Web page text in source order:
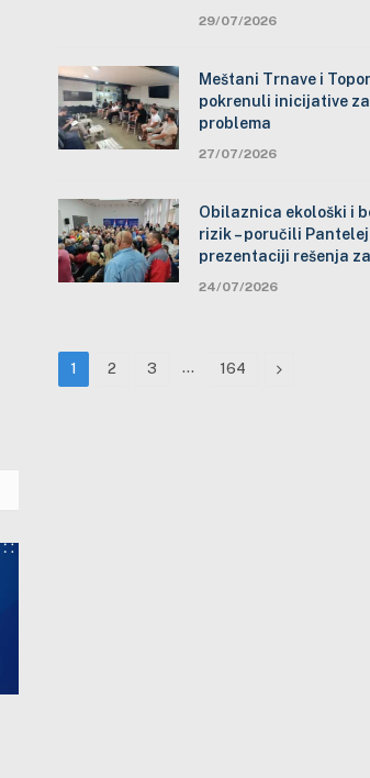
29/07/2026
Meštani Trnave i
pokrenuli inicijative
problema
27/07/2026
Obilaznica ekološki i
rizik – poručili
prezentaciji rešenja
24/07/2026
1 2 3 … 164 Next